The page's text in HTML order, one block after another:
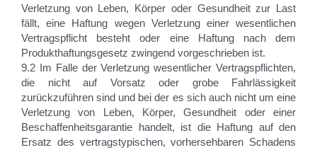
Verletzung von Leben, Körper oder Gesundheit zur Last
fällt, eine Haftung wegen Verletzung einer wesentlichen
Vertragspflicht besteht oder eine Haftung nach dem
Produkthaftungsgesetz zwingend vorgeschrieben ist.
9.2 Im Falle der Verletzung wesentlicher Vertragspflichten,
die nicht auf Vorsatz oder grobe Fahrlässigkeit
zurückzuführen sind und bei der es sich auch nicht um eine
Verletzung von Leben, Körper, Gesundheit oder einer
Beschaffenheitsgarantie handelt, ist die Haftung auf den
Ersatz des vertragstypischen, vorhersehbaren Schadens